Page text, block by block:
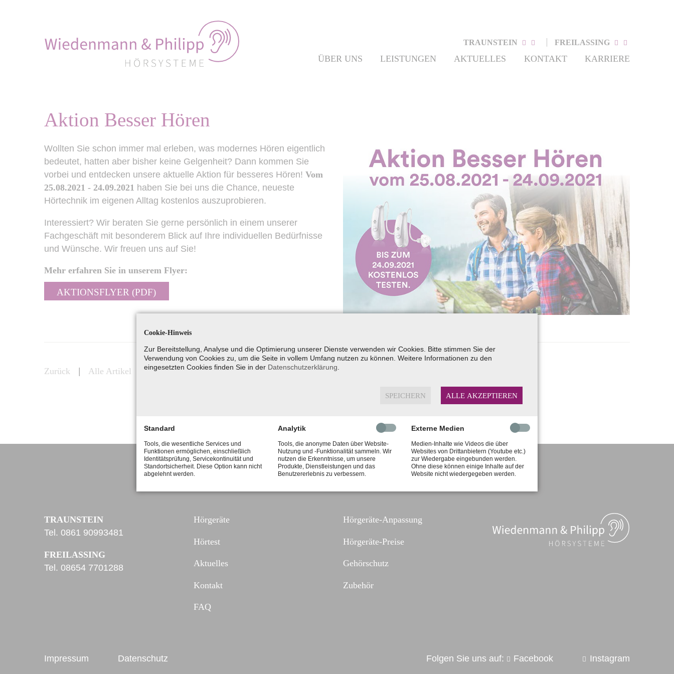
TRAUNSTEIN FREILASSING
ÜBER UNS LEISTUNGEN AKTUELLES KONTAKT KARRIERE
Aktion Besser Hören
Wollten Sie schon immer mal erleben, was modernes Hören eigentlich
bedeutet, hatten aber bisher keine Gelgenheit? Dann kommen Sie
vorbei und entdecken unsere aktuelle Aktion für besseres Hören!Vom
25.08.2021 - 24.09.2021 haben Sie bei uns die Chance, neueste
Hörtechnik im eigenen Alltag kostenlos auszuprobieren.
Interessiert? Wir beraten Sie gerne persönlich in einem unserer
Fachgeschäft mit besonderem Blick auf Ihre individuellen Bedürfnisse
und Wünsche. Wir freuen uns auf Sie!
Mehr erfahren Sie in unserem Flyer:
AKTIONSFLYER (PDF)
Zurück | Alle Artikel
TRAUNSTEIN
Tel. 0861 90993481
FREILASSING
Tel. 08654 7701288
Hörgeräte
Hörtest
Aktuelles
Kontakt
FAQ
Hörgeräte-Anpassung
Hörgeräte-Preise
Gehörschutz
Zubehör
Impressum Datenschutz Folgen Sie uns auf: Facebook Instagram
Cookie-Hinweis
Zur Bereitstellung, Analyse und die Optimierung unserer Dienste verwenden wir Cookies. Bitte stimmen Sie der
Verwendung von Cookies zu, um die Seite in vollem Umfang nutzen zu können. Weitere Informationen zu den
eingesetzten Cookies finden Sie in der Datenschutzerklärung
SPEICHERN ALLE AKZEPTIEREN
Standard
Tools, die wesentliche Services und
Funktionen ermöglichen, einschließlich
Identitätsprüfung, Servicekontinuität und
Standortsicherheit. Diese Option kann nicht
abgelehnt werden.
Analytik
Tools, die anonyme Daten über Website-
Nutzung und -Funktionalität sammeln. Wir
nutzen die Erkenntnisse, um unsere
Produkte, Dienstleistungen und das
Benutzererlebnis zu verbessern.
Externe Medien
Medien-Inhalte wie Videos die über
Websites von Drittanbietern (Youtube etc.)
zur Wiedergabe eingebunden werden.
Ohne diese können einige Inhalte auf der
Website nicht wiedergegeben werden.